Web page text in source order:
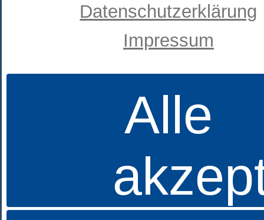
Betten-Striebel GmbH
Unterlinden 4
79098 Freiburg
Betten Striebel GmbH
Fürstbischof-Galura-Str.12
79336 Herbolzheim
07643-9332417
Öffnungszeiten:
Datenschutzerklärung
Impressum
Alle